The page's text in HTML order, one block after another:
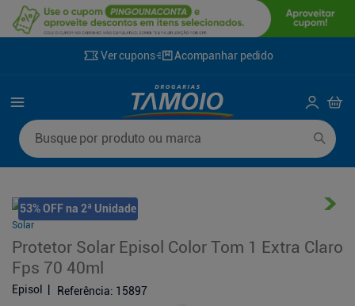
Ver cupons Acompanhar pedido
Busque por produto ou marca
53% OFF na 2ª Unidade
Solar
Protetor Solar Episol Color Tom 1 Extra Claro
Fps 70 40ml
Episol Referência: 15897
Termos mais buscados
3 º
desodorante
fralda xg